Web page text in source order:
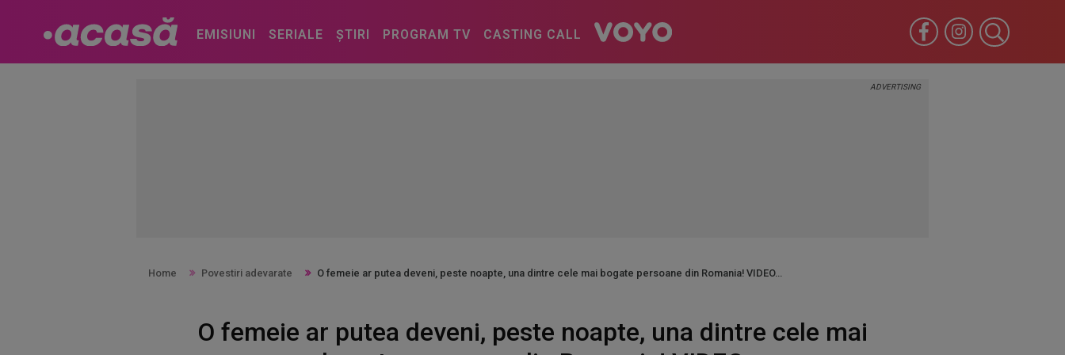
EMISIUNI SERIALE ȘTIRI PROGRAM TV CASTING CALL
Home Povestiri adevarate O femeie ar putea deveni, peste noapte, una dintre cele mai bogate persoane din Romania! VIDEO
O femeie ar putea deveni, peste noapte, una dintre cele mai